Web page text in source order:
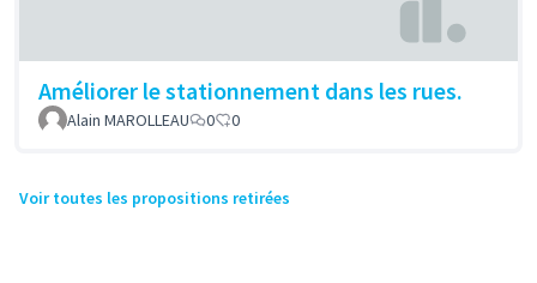
Améliorer le stationnement dans les rues.
Alain MAROLLEAU 0 0
Voir toutes les propositions retirées